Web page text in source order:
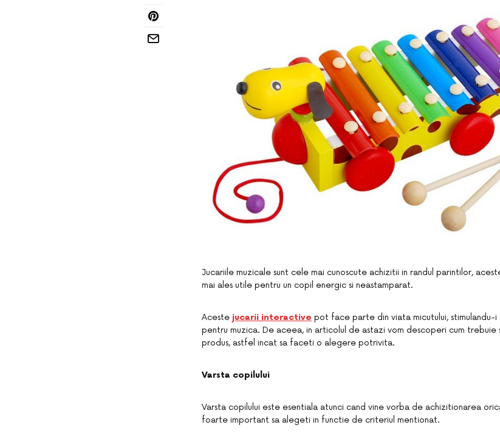
Jucariile muzicale sunt cele mai cunoscute achizitii in randul parintilor,
mai ales utile pentru un copil energic si neastamparat.
Aceste jucarii interactive pot face parte din viata micutului, stimulandu-
pentru muzica. De aceea, in articolul de astazi vom descoperi cum
produs, astfel incat sa faceti o alegere potrivita.
Varsta copilului
Varsta copilului este esentiala atunci cand vine vorba de achizitionarea
foarte important sa alegeti in functie de criteriul mentionat.